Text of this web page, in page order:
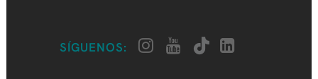
SÍGUENOS: